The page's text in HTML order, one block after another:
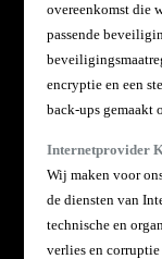
overeenkomst die
passende
encryptie en een
back-ups gemaakt
Internetprovider
Wij maken voor
de diensten van
technische en
verlies en corruptie